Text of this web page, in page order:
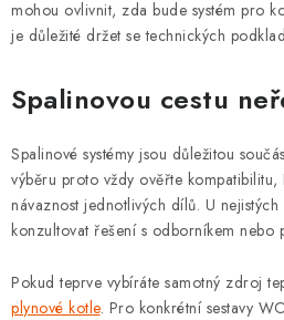
mohou ovlivnit, zda bude systém pro
je důležité držet se technických
Spalinovou cestu
Spalinové systémy jsou důležitou
výběru proto vždy ověřte
návaznost jednotlivých dílů. U
konzultovat řešení s odborníkem nebo
Pokud teprve vybíráte samotný zdroj
plynové kotle. Pro konkrétní sestavy